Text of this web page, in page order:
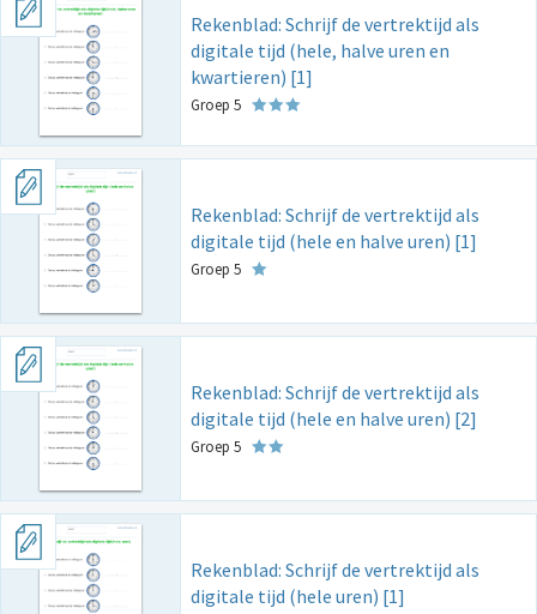
Rekenblad: Schrijf de vertrektijd als
digitale tijd (hele, halve uren en
kwartieren) [1]
Groep 5
Rekenblad: Schrijf de vertrektijd als
digitale tijd (hele en halve uren) [1]
Groep 5
Rekenblad: Schrijf de vertrektijd als
digitale tijd (hele en halve uren) [2]
Groep 5
Rekenblad: Schrijf de vertrektijd als
digitale tijd (hele uren) [1]